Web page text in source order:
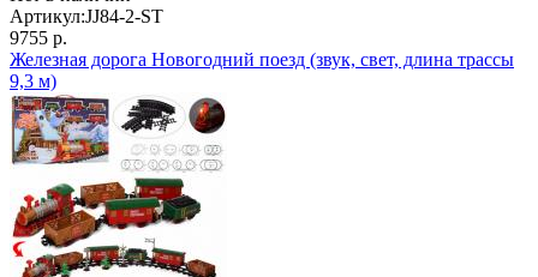
Артикул:JJ84-2-ST
9755 р.
Железная дорога Новогодний поезд (звук, свет, длина трассы
9,3 м)